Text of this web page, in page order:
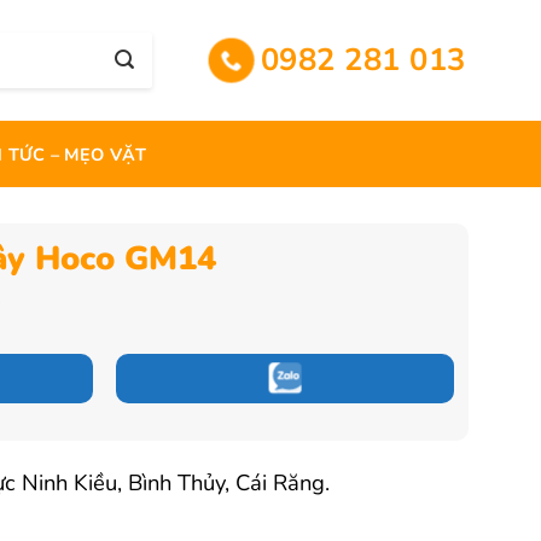
0982 281 013
TỨC – MẸO VẶT
Hoco GM14
₫.
Ninh Kiều, Bình Thủy, Cái Răng.